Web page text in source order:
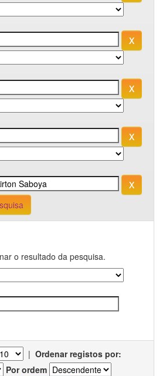
o resultado da pesquisa.
| Ordenar registos por:
Por ordem